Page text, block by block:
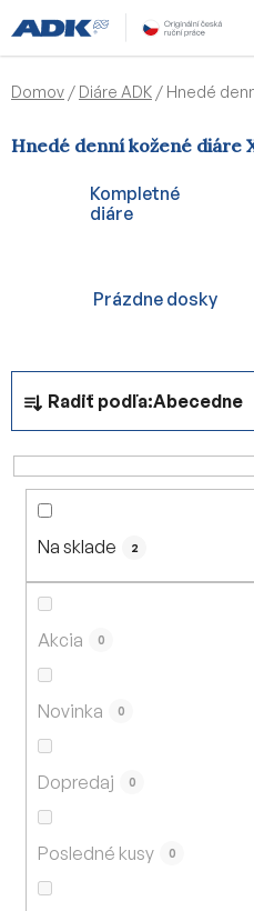
na
obsah
Domov / Diáre ADK / Hnedé
Hnedé denní kožené diáre
Kompletné
diáre
Prázdne dosky
R
d
e
n
Radiť podľa:Abecedne
Na sklade 2
Akcia 0
Novinka 0
Dopredaj 0
Posledné kusy 0